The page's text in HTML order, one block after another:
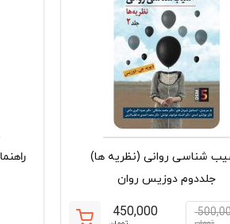
شناسی روانی (نظریه ها)
جلددوم دوزیس روان
450,000